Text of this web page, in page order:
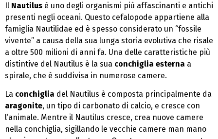
Il Nautilus è uno degli organismi più affascinanti e antichi
presenti negli oceani. Questo cefalopode appartiene alla
famiglia Nautilidae ed è spesso considerato un “fossile
vivente” a causa della sua lunga storia evolutiva che risale
a oltre 500 milioni di anni fa. Una delle caratteristiche più
distintive del Nautilus è la sua conchiglia esterna a
spirale, che è suddivisa in numerose camere.
La conchiglia del Nautilus è composta principalmente da
aragonite, un tipo di carbonato di calcio, e cresce con
l’animale. Mentre il Nautilus cresce, crea nuove camere
nella conchiglia, sigillando le vecchie camere man mano